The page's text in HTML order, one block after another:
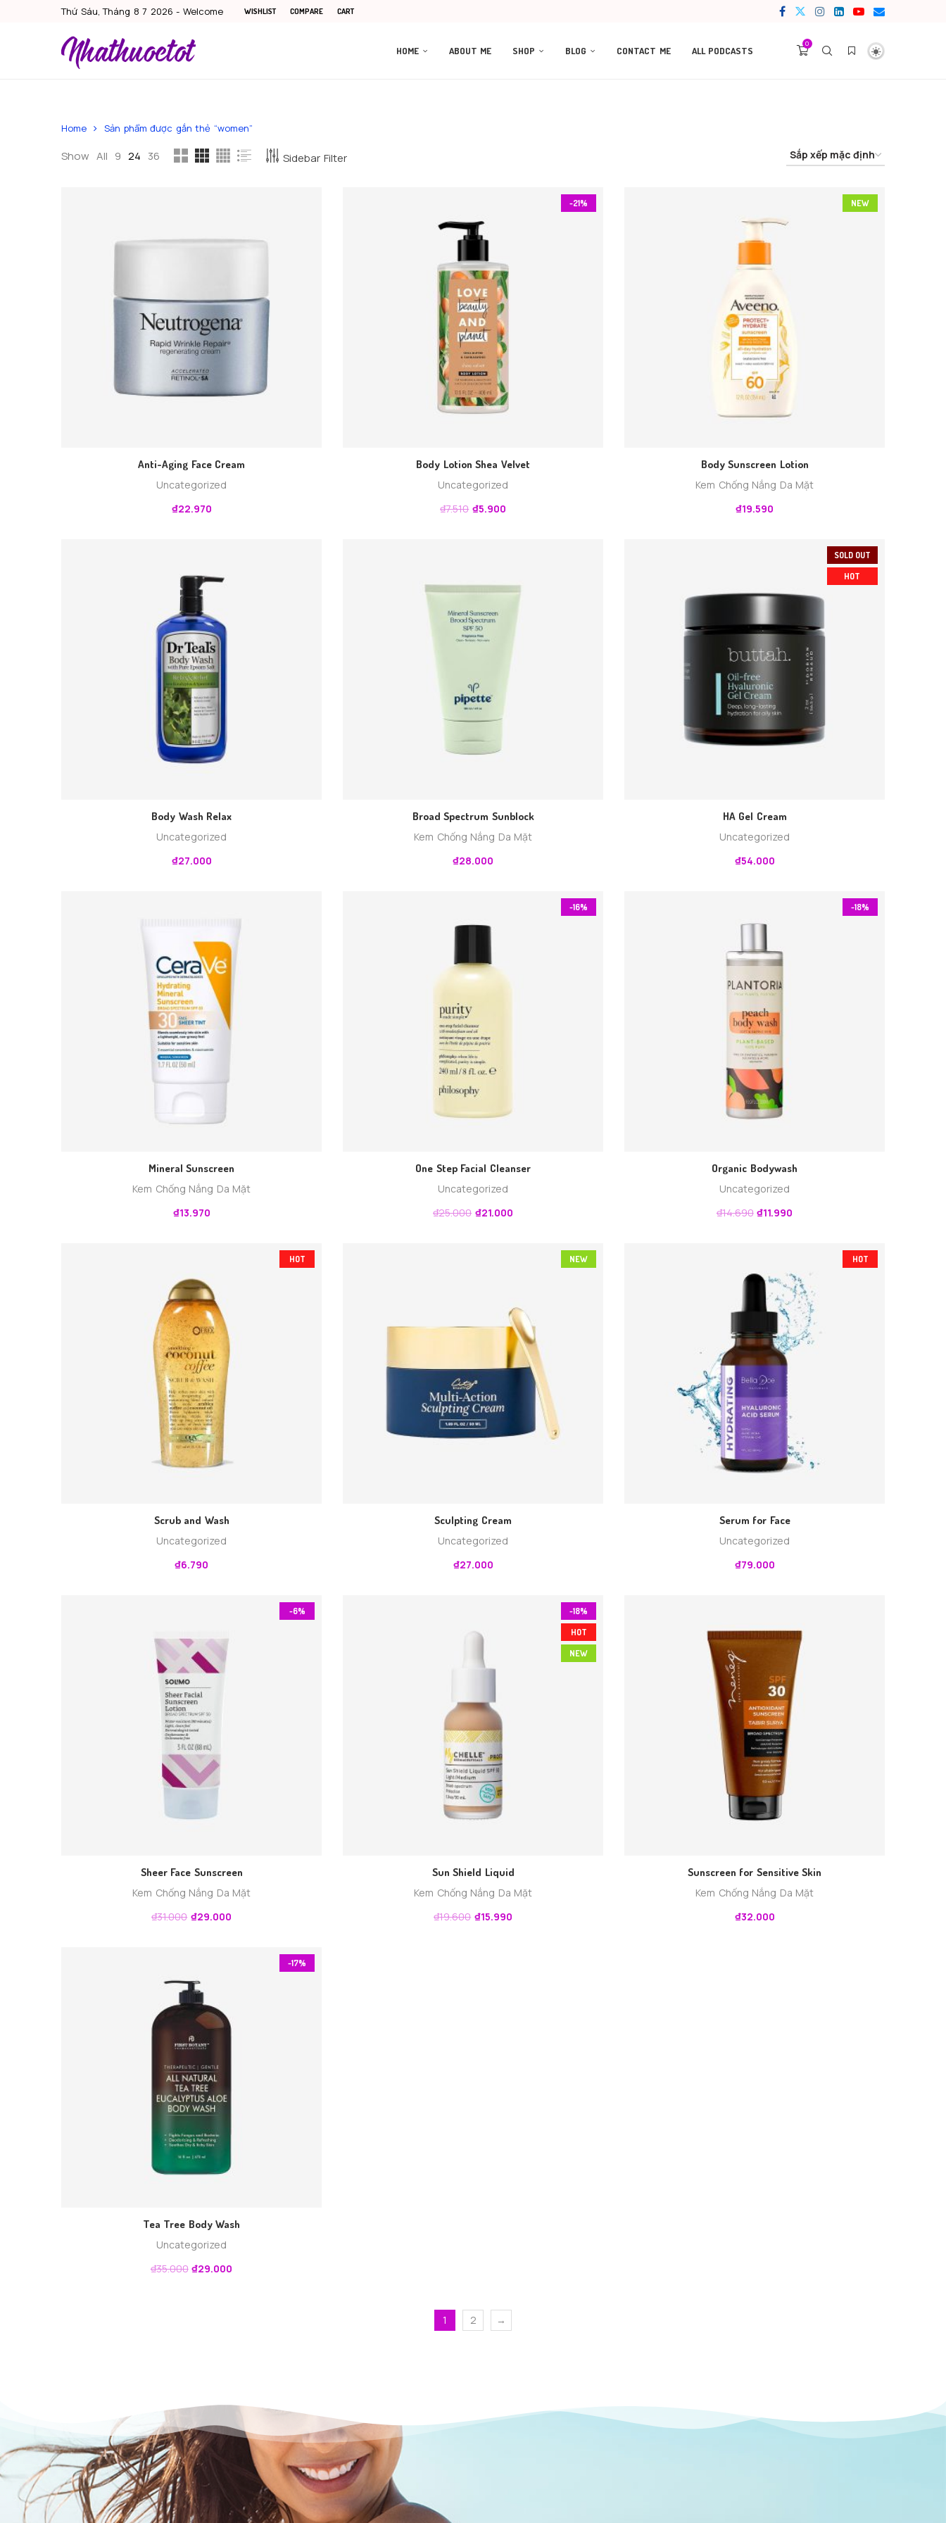
Thứ Sáu, Tháng 8 7 2026 - Welcome WISHLIST COMPARE CART
HOME ABOUT ME SHOP BLOG CONTACT ME ALL PODCASTS
0
Home Sản phẩm được gắn thẻ “women”
Show All 9 24 36 Sidebar Filter
Anti-Aging Face Cream
Uncategorized
₫22.970
-21%
Body Lotion Shea Velvet
Uncategorized
₫7.510 ₫5.900
NEW
Body Sunscreen Lotion
Kem Chống Nắng Da Mặt
₫19.590
Body Wash Relax
Uncategorized
₫27.000
Broad Spectrum Sunblock
Kem Chống Nắng Da Mặt
₫28.000
SOLD OUT
HOT
HA Gel Cream
Uncategorized
₫54.000
Mineral Sunscreen
Kem Chống Nắng Da Mặt
₫13.970
-16%
One Step Facial Cleanser
Uncategorized
₫25.000 ₫21.000
-18%
Organic Bodywash
Uncategorized
₫14.690 ₫11.990
HOT
Scrub and Wash
Uncategorized
₫6.790
NEW
Sculpting Cream
Uncategorized
₫27.000
HOT
Serum for Face
Uncategorized
₫79.000
-6%
Sheer Face Sunscreen
Kem Chống Nắng Da Mặt
₫31.000 ₫29.000
-18%
HOT
NEW
Sun Shield Liquid
Kem Chống Nắng Da Mặt
₫19.600 ₫15.990
Sunscreen for Sensitive Skin
Kem Chống Nắng Da Mặt
₫32.000
-17%
Tea Tree Body Wash
Uncategorized
₫35.000 ₫29.000
1 2 →